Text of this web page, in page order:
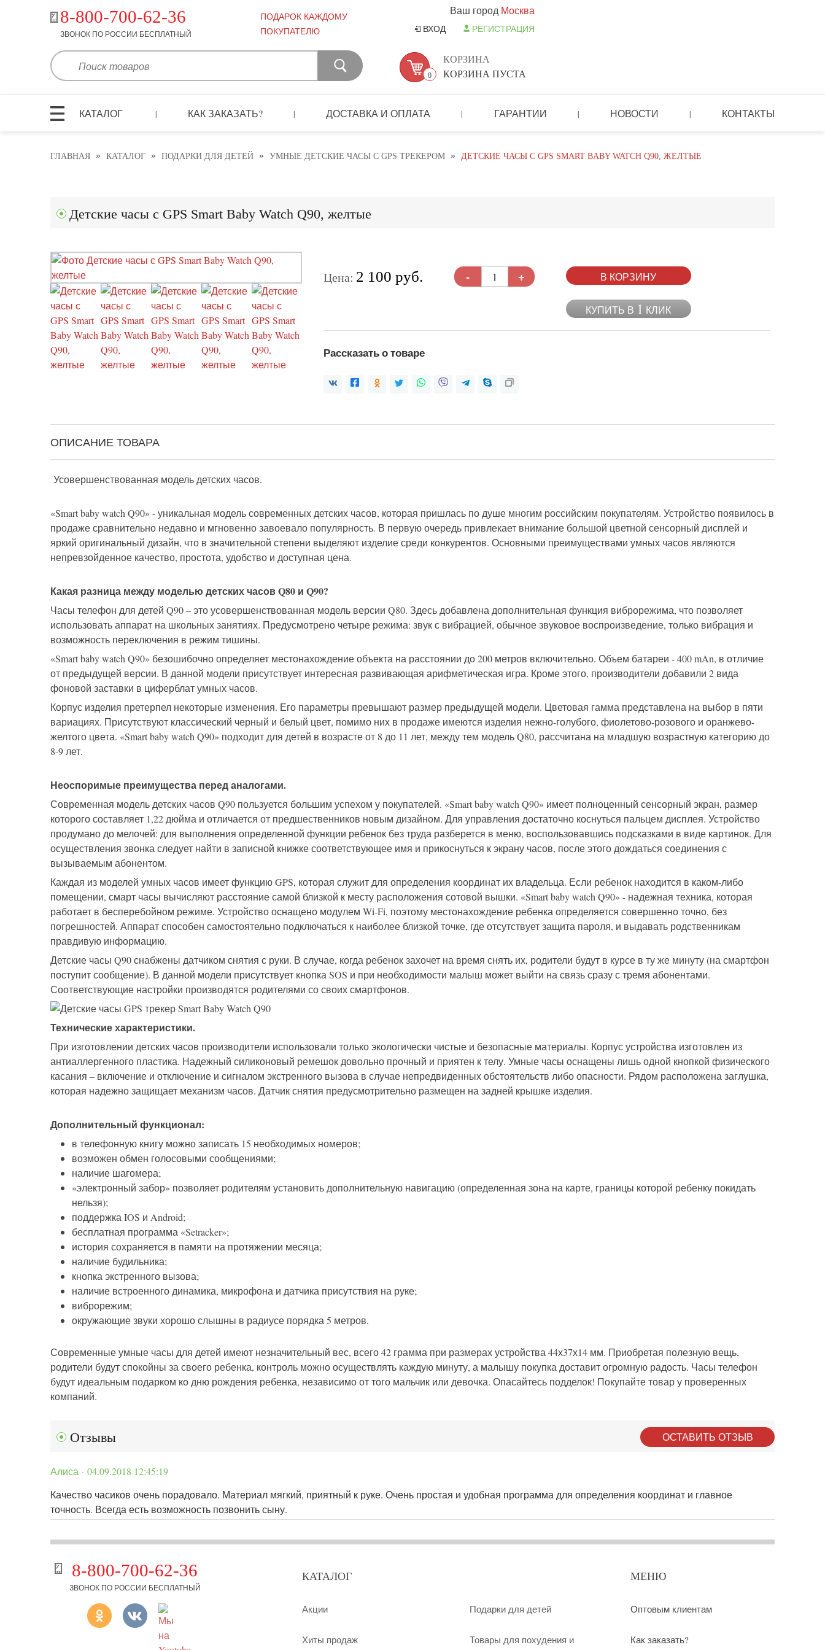
8-800-700-62-36
ЗВОНОК ПО РОССИИ БЕСПЛАТНЫЙ
ПОДАРОК КАЖДОМУ
ПОКУПАТЕЛЮ
Ваш город Москва
ВХОД РЕГИСТРАЦИЯ
0
КОРЗИНА
КОРЗИНА ПУСТА
КАТАЛОГ | КАК ЗАКАЗАТЬ? | ДОСТАВКА И ОПЛАТА | ГАРАНТИИ | НОВОСТИ | КОНТАКТЫ
ГЛАВНАЯ » КАТАЛОГ » ПОДАРКИ ДЛЯ ДЕТЕЙ » УМНЫЕ ДЕТСКИЕ ЧАСЫ С GPS ТРЕКЕРОМ » ДЕТСКИЕ ЧАСЫ С GPS SMART BABY WATCH Q90, ЖЕЛТЫЕ
Детские часы с GPS Smart Baby Watch Q90, желтые
Цена: 2 100 руб. - + В КОРЗИНУ
КУПИТЬ В 1 КЛИК
Рассказать о товаре
ОПИСАНИЕ ТОВАРА
Усовершенствованная модель детских часов.
«Smart baby watch Q90» - уникальная модель современных детских часов, которая пришлась по душе многим российским покупателям. Устройство появилось в
продаже сравнительно недавно и мгновенно завоевало популярность. В первую очередь привлекает внимание большой цветной сенсорный дисплей и
яркий оригинальный дизайн, что в значительной степени выделяют изделие среди конкурентов. Основными преимуществами умных часов являются
непревзойденное качество, простота, удобство и доступная цена.
Какая разница между моделью детских часов Q80 и Q90?
Часы телефон для детей Q90 – это усовершенствованная модель версии Q80. Здесь добавлена дополнительная функция виброрежима, что позволяет
использовать аппарат на школьных занятиях. Предусмотрено четыре режима: звук с вибрацией, обычное звуковое воспроизведение, только вибрация и
возможность переключения в режим тишины.
«Smart baby watch Q90» безошибочно определяет местонахождение объекта на расстоянии до 200 метров включительно. Объем батареи - 400 mAn, в отличие
от предыдущей версии. В данной модели присутствует интересная развивающая арифметическая игра. Кроме этого, производители добавили 2 вида
фоновой заставки в циферблат умных часов.
Корпус изделия претерпел некоторые изменения. Его параметры превышают размер предыдущей модели. Цветовая гамма представлена на выбор в пяти
вариациях. Присутствуют классический черный и белый цвет, помимо них в продаже имеются изделия нежно-голубого, фиолетово-розового и оранжево-
желтого цвета. «Smart baby watch Q90» подходит для детей в возрасте от 8 до 11 лет, между тем модель Q80, рассчитана на младшую возрастную категорию до
8-9 лет.
Неоспоримые преимущества перед аналогами.
Современная модель детских часов Q90 пользуется большим успехом у покупателей. «Smart baby watch Q90» имеет полноценный сенсорный экран, размер
которого составляет 1,22 дюйма и отличается от предшественников новым дизайном. Для управления достаточно коснуться пальцем дисплея. Устройство
продумано до мелочей: для выполнения определенной функции ребенок без труда разберется в меню, воспользовавшись подсказками в виде картинок. Для
осуществления звонка следует найти в записной книжке соответствующее имя и прикоснуться к экрану часов, после этого дождаться соединения с
вызываемым абонентом.
Каждая из моделей умных часов имеет функцию GPS, которая служит для определения координат их владельца. Если ребенок находится в каком-либо
помещении, смарт часы вычисляют расстояние самой близкой к месту расположения сотовой вышки. «Smart baby watch Q90» - надежная техника, которая
работает в бесперебойном режиме. Устройство оснащено модулем Wi-Fi, поэтому местонахождение ребенка определяется совершенно точно, без
погрешностей. Аппарат способен самостоятельно подключаться к наиболее близкой точке, где отсутствует защита пароля, и выдавать родственникам
правдивую информацию.
Детские часы Q90 снабжены датчиком снятия с руки. В случае, когда ребенок захочет на время снять их, родители будут в курсе в ту же минуту (на смартфон
поступит сообщение). В данной модели присутствует кнопка SOS и при необходимости малыш может выйти на связь сразу с тремя абонентами.
Соответствующие настройки производятся родителями со своих смартфонов.
Технические характеристики.
При изготовлении детских часов производители использовали только экологически чистые и безопасные материалы. Корпус устройства изготовлен из
антиаллергенного пластика. Надежный силиконовый ремешок довольно прочный и приятен к телу. Умные часы оснащены лишь одной кнопкой физического
касания – включение и отключение и сигналом экстренного вызова в случае непредвиденных обстоятельств либо опасности. Рядом расположена заглушка,
которая надежно защищает механизм часов. Датчик снятия предусмотрительно размещен на задней крышке изделия.
Дополнительный функционал:
в телефонную книгу можно записать 15 необходимых номеров;
возможен обмен голосовыми сообщениями;
наличие шагомера;
«электронный забор» позволяет родителям установить дополнительную навигацию (определенная зона на карте, границы которой ребенку покидать
нельзя);
поддержка IOS и Android;
бесплатная программа «Setracker»;
история сохраняется в памяти на протяжении месяца;
наличие будильника;
кнопка экстренного вызова;
наличие встроенного динамика, микрофона и датчика присутствия на руке;
виброрежим;
окружающие звуки хорошо слышны в радиусе порядка 5 метров.
Современные умные часы для детей имеют незначительный вес, всего 42 грамма при размерах устройства 44х37х14 мм. Приобретая полезную вещь,
родители будут спокойны за своего ребенка, контроль можно осуществлять каждую минуту, а малышу покупка доставит огромную радость. Часы телефон
будут идеальным подарком ко дню рождения ребенка, независимо от того мальчик или девочка. Опасайтесь подделок! Покупайте товар у проверенных
компаний.
Отзывы ОСТАВИТЬ ОТЗЫВ
Алиса · 04.09.2018 12:45:19
Качество часиков очень порадовало. Материал мягкий, приятный к руке. Очень простая и удобная программа для определения координат и главное
точность. Всегда есть возможность позвонить сыну.
8-800-700-62-36
ЗВОНОК ПО РОССИИ БЕСПЛАТНЫЙ
КАТАЛОГ
Акции
Хиты продаж
Подарки для детей
Товары для похудения и
МЕНЮ
Оптовым клиентам
Как заказать?